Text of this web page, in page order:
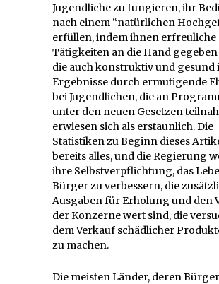
Jugendliche zu fungieren, ihr
nach einem “natürlichen
erfüllen, indem ihnen erfreuliche
Tätigkeiten an die Hand
die auch konstruktiv und gesund
Ergebnisse durch ermutigende
bei Jugendlichen, die an
unter den neuen Gesetzen
erwiesen sich als erstaunlich. Die
Statistiken zu Beginn dieses
bereits alles, und die Regierung
ihre Selbstverpflichtung, das
Bürger zu verbessern, die
Ausgaben für Erholung und den
der Konzerne wert sind, die
dem Verkauf schädlicher
zu machen.
Die meisten Länder, deren Bürger